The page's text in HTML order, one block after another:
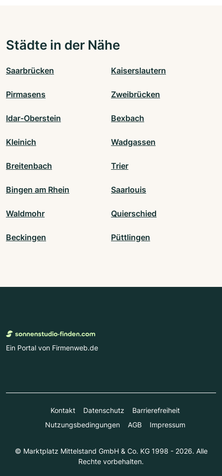
Städte in der Nähe
Saarbrücken Kaiserslautern
Pirmasens Zweibrücken
Idar-Oberstein Bexbach
Kleinich Wadgassen
Breitenbach Trier
Bingen am Rhein Saarlouis
Waldmohr Quierschied
Beckingen Püttlingen
Ein Portal von Firmenweb.de
Kontakt Datenschutz
Barrierefreiheit
Nutzungsbedingungen
AGB Impressum
© Marktplatz Mittelstand GmbH & Co. KG 1998 - 2026. Alle
Rechte vorbehalten.